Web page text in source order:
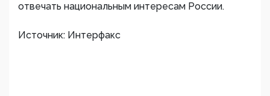
отвечать национальным интересам России.
Источник: Интерфакс